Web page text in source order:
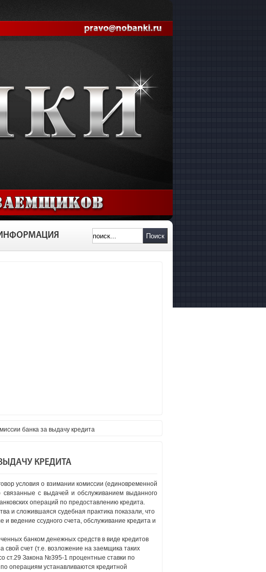
Поиск
банка за выдачу кредита
КРЕДИТА
условия о взимании комиссии (единовременной
связанные с выдачей и обслуживанием выданного
операций по предоставлению кредита.
и сложившаяся судебная практика показали, что
и ведение ссудного счета, обслуживание кредита и
банком денежных средств в виде кредитов
свой счет (т.е. возложение на заемщика таких
ст.29 Закона №395-1 процентные ставки по
операциям устанавливаются кредитной